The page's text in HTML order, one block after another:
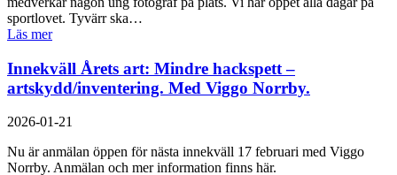
sportlovet. Tyvärr ska…
Läs mer
Innekväll Årets art: Mindre hackspett –
artskydd/inventering. Med Viggo Norrby.
2026-01-21
Nu är anmälan öppen för nästa innekväll 17 februari med Viggo
Norrby. Anmälan och mer information finns här.